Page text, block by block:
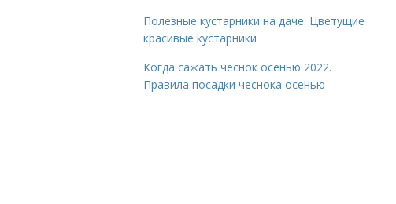
Полезные кустарники на даче. Цветущие
красивые кустарники
Когда сажать чеснок осенью 2022.
Правила посадки чеснока осенью